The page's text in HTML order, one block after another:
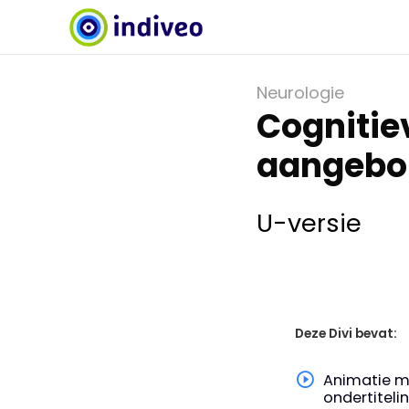
Neurologie
U-versie
Deze Divi bevat:
Animatie